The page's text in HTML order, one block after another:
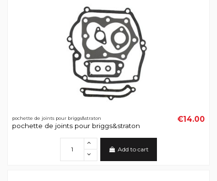
pochette de joints pour briggs&straton
pochette de joints pour briggs&straton
€14.00
Add to cart